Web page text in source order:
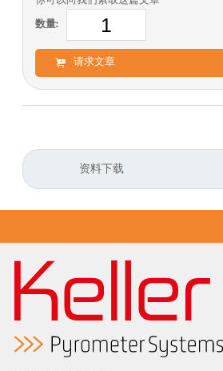
数量:
请求文章
资料下载